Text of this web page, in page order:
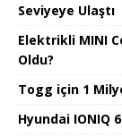
Seviyeye Ulaştı
Elektrikli MINI
Oldu?
Togg için 1
Hyundai IONIQ